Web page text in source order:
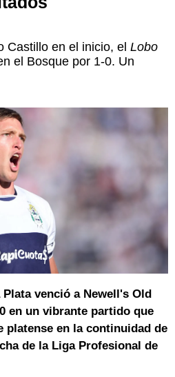
Castillo en el inicio, el Lobo
el Bosque por 1-0. Un
venció a Newell's Old
en un vibrante partido que
platense en la continuidad de
de la Liga Profesional de